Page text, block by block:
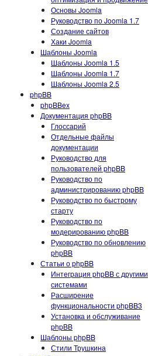
Основы Joomla
Руководство по Joomla 1.7
Создание сайтов
Хаки Joomla
Шаблоны Joomla
Шаблоны Joomla 1.5
Шаблоны Joomla 1.7
Шаблоны Joomla 2.5
phpBB
phpBBex
Документация phpBB
Глоссарий
Отдельные файлы
документации
Руководство для
пользователей phpBB
Руководство по
администрированию phpBB
Руководство по быстрому
старту
Руководство по
модерированию phpBB
Руководство по обновлению
phpBB
Статьи о phpBB
Интеграция phpBB с другими
системами
Расширение
функциональности phpBB3
Установка и обслуживание
phpBB
Шаблоны phpBB
Стили Трушкина